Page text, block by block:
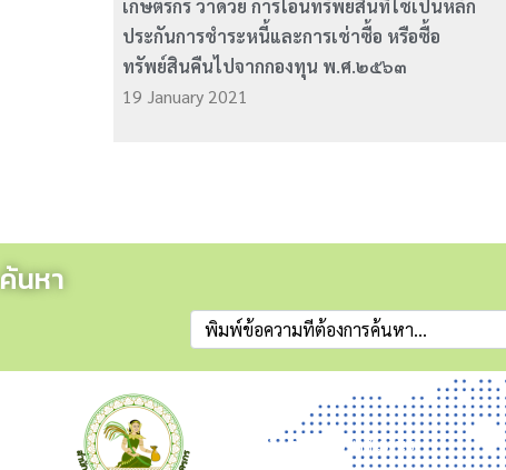
เกษตรกร ว่าด้วย การโอนทรัพย์สินที่ใช้เป็นหลัก
ประกันการชำระหนี้และการเช่าซื้อ หรือซื้อ
ทรัพย์สินคืนไปจากกองทุน พ.ศ.๒๕๖๓
19 January 2021
ค้นหา
ข่าวสาร
ข่าวประชาสัมพันธ์